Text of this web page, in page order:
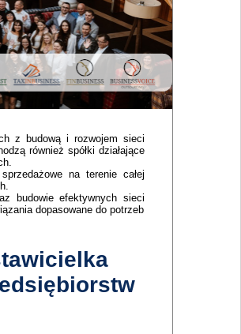
z budową i rozwojem sieci
również spółki działające
na terenie całej
budowie efektywnych sieci
dopasowane do potrzeb